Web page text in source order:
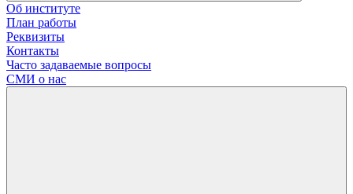
Об институте
План работы
Реквизиты
Контакты
Часто задаваемые вопросы
СМИ о нас